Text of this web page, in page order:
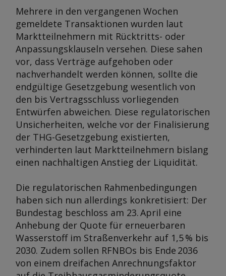
Mehrere in den vergangenen Wochen
gemeldete Transaktionen wurden laut
Marktteilnehmern mit Rücktritts- oder
Anpassungsklauseln versehen. Diese sahen
vor, dass Verträge aufgehoben oder
nachverhandelt werden können, sollte die
endgültige Gesetzgebung wesentlich von
den bis Vertragsschluss vorliegenden
Entwürfen abweichen. Diese regulatorischen
Unsicherheiten, welche vor der Finalisierung
der THG-Gesetzgebung existierten,
verhinderten laut Marktteilnehmern bislang
einen nachhaltigen Anstieg der Liquidität.
Die regulatorischen Rahmenbedingungen
haben sich nun allerdings konkretisiert: Der
Bundestag beschloss am 23. April eine
Anhebung der Quote für erneuerbaren
Wasserstoff im Straßenverkehr auf 1,5 % bis
2030. Zudem sollen RFNBOs bis Ende 2036
von einem dreifachen Anrechnungsfaktor